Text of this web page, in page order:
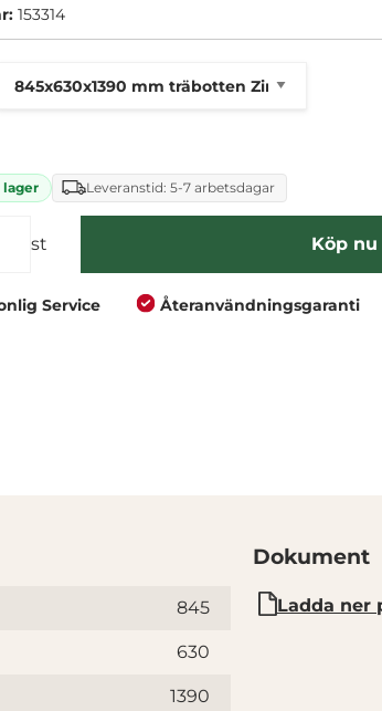
153314
lager Leveranstid: 5-7 arbetsdagar
st Köp nu
Service Återanvändningsgaranti
845
630
1390
Dokument
Ladda ner